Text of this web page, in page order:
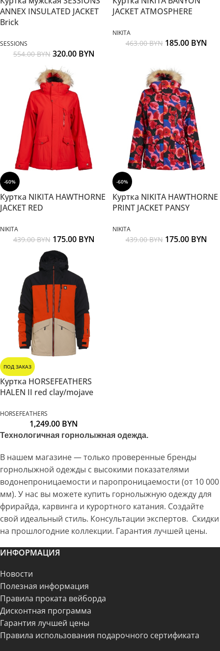
ANNEX INSULATED JACKET
Brick
SESSIONS
554.00BYN 320.00 BYN
JACKET ATMOSPHERE
NIKITA
463.00BYN 185.00 BYN
-60%
Куртка NIKITA HAWTHORNE
JACKET RED
NIKITA
439.00BYN 175.00 BYN
-60%
Куртка NIKITA HAWTHORNE
PRINT JACKET PANSY
NIKITA
439.00BYN 175.00 BYN
ПОД ЗАКАЗ
Куртка HORSEFEATHERS
HALEN II red clay/mojave
HORSEFEATHERS
1,249.00 BYN
Технологичная горнолыжная одежда.
В нашем магазине — только проверенные бренды
горнолыжной одежды с высокими показателями
водонепроницаемости и паропроницаемости (от 10 000
мм). У нас вы можете купить горнолыжную одежду для
фрирайда, карвинга и курортного катания. Создайте
свой идеальный стиль. Консультации экспертов. Скидки
на прошлогодние коллекции. Гарантия лучшей цены.
ИНФОРМАЦИЯ
Новости
Полезная информация
Правила проката вейборда
Дисконтная программа
Гарантия лучшей цены
Правила использования подарочного сертификата